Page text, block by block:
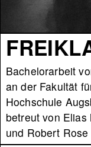
Bachelorarbeit
an der Fakultät
Hochschule
betreut von Elias
und Robert Rose